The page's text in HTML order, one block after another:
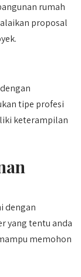
rumah
proposal
tipe profesi
keterampilan
dengan
yang tentu anda
memohon